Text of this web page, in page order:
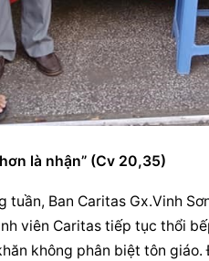
là nhận” (Cv 20,35)
tuần, Ban Caritas Gx.Vinh
viên Caritas tiếp tục thổi
không phân biệt tôn